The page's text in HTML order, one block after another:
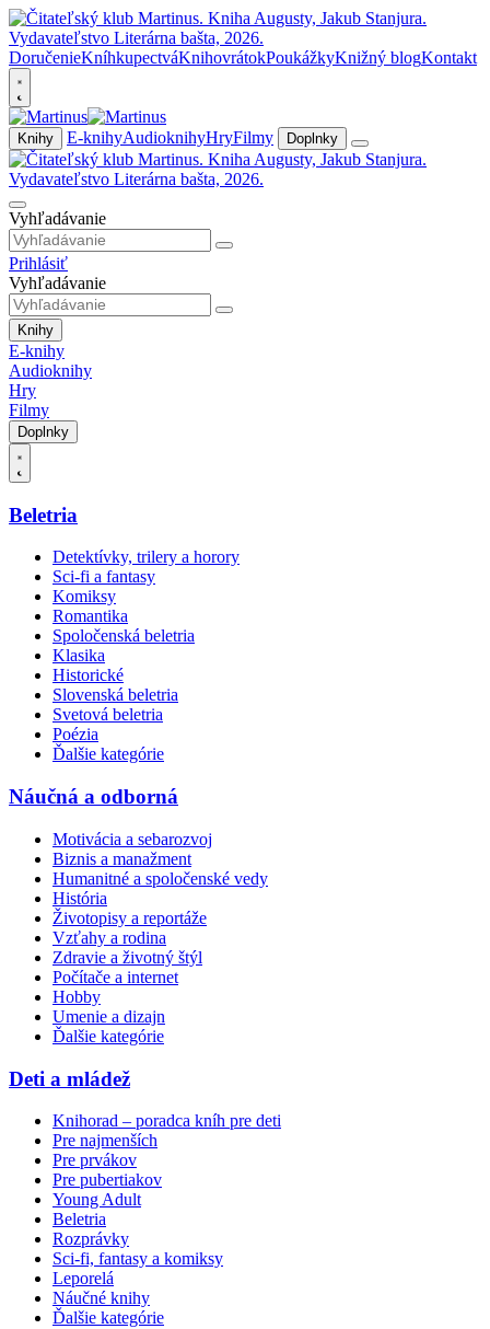
DoručenieKníhkupectváKnihovrátokPoukážkyKnižný blogKontakt
Knihy E-knihyAudioknihyHryFilmy Doplnky
Vyhľadávanie
Prihlásiť
Vyhľadávanie
Knihy
E-knihy
Audioknihy
Hry
Filmy
Doplnky
Beletria
Detektívky, trilery a horory
Sci-fi a fantasy
Komiksy
Romantika
Spoločenská beletria
Klasika
Historické
Slovenská beletria
Svetová beletria
Poézia
Ďalšie kategórie
Náučná a odborná
Motivácia a sebarozvoj
Biznis a manažment
Humanitné a spoločenské vedy
História
Životopisy a reportáže
Vzťahy a rodina
Zdravie a životný štýl
Počítače a internet
Hobby
Umenie a dizajn
Ďalšie kategórie
Deti a mládež
Knihorad – poradca kníh pre deti
Pre najmenších
Pre prvákov
Pre pubertiakov
Young Adult
Beletria
Rozprávky
Sci-fi, fantasy a komiksy
Leporelá
Náučné knihy
Ďalšie kategórie